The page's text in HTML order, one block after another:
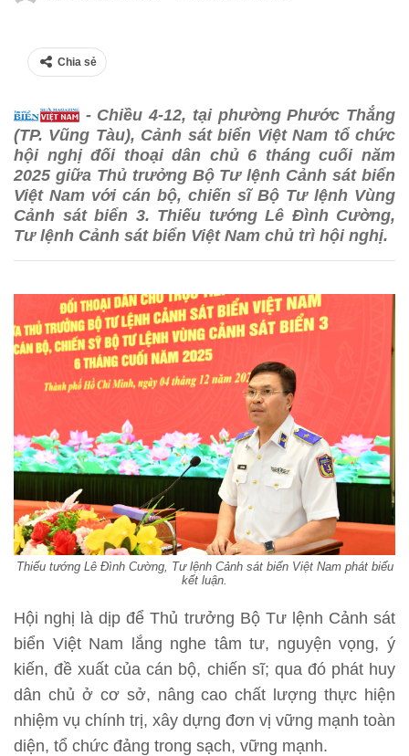
Chia sẻ
- Chiều 4-12, tại phường Phước Thắng
(TP. Vũng Tàu), Cảnh sát biển Việt Nam tổ chức
hội nghị đối thoại dân chủ 6 tháng cuối năm
2025 giữa Thủ trưởng Bộ Tư lệnh Cảnh sát biển
Việt Nam với cán bộ, chiến sĩ Bộ Tư lệnh Vùng
Cảnh sát biển 3. Thiếu tướng Lê Đình Cường,
Tư lệnh Cảnh sát biển Việt Nam chủ trì hội nghị.
Thiếu tướng Lê Đình Cường, Tư lệnh Cảnh sát biển Việt Nam phát biểu
kết luận.
Hội nghị là dịp để Thủ trưởng Bộ Tư lệnh Cảnh sát
biển Việt Nam lắng nghe tâm tư, nguyện vọng, ý
kiến, đề xuất của cán bộ, chiến sĩ; qua đó phát huy
dân chủ ở cơ sở, nâng cao chất lượng thực hiện
nhiệm vụ chính trị, xây dựng đơn vị vững mạnh toàn
diện, tổ chức đảng trong sạch, vững mạnh.